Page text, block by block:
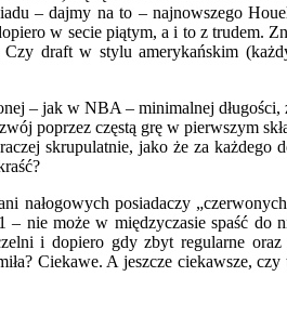
– dajmy na to – najnowszego
w secie piątym, a i to z trudem.
draft w stylu amerykańskim
– jak w NBA – minimalnej
poprzez częstą grę w pierwszym
skrupulatnie, jako że za każdego
posiadaczy
nie może w międzyczasie spaść do
i dopiero gdy zbyt regularne
Ciekawe. A jeszcze ciekawsze,